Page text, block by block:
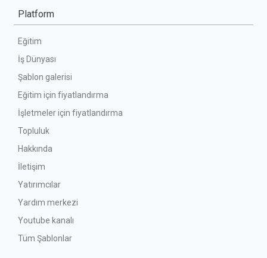
Platform
Eğitim
İş Dünyası
Şablon galerisi
Eğitim için fiyatlandırma
İşletmeler için fiyatlandırma
Topluluk
Hakkında
İletişim
Yatırımcılar
Yardım merkezi
Youtube kanalı
Tüm Şablonlar